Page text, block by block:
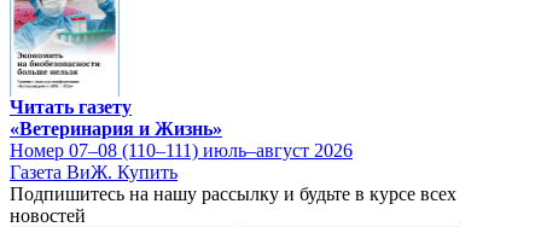
Читать газету
«Ветеринария и Жизнь»
Номер 07–08 (110–111) июль–август 2026
Газета ВиЖ. Купить
Подпишитесь на нашу рассылку и будьте в курсе всех
новостей